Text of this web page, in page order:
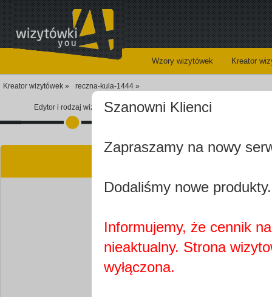
Wzory wizytówek Kreator
Kreator wizytówek » reczna-kula-1444 »
Edytor i rodzaj wizytówkiSzanowni Klienci
Zapraszamy na nowy
Dodaliśmy nowe
Informujemy, że cennik
nieaktualny. Strona
wyłączona.